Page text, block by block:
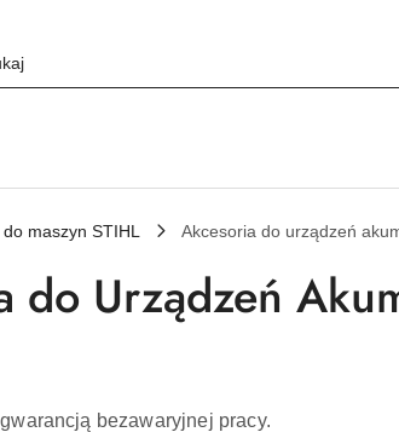
maszyn STIHL Akcesoria do urządzeń
do Urządzeń
bezawaryjnej pracy.